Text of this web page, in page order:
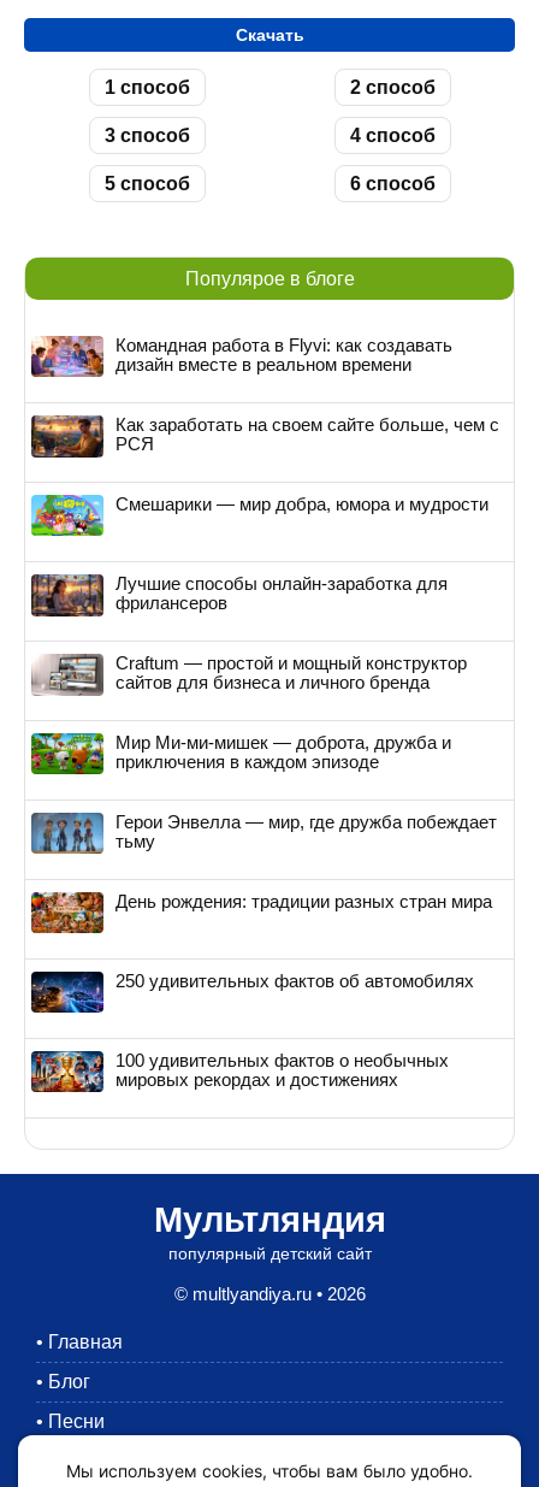
Скачать
1 способ 2 способ
3 способ 4 способ
5 способ 6 способ
Популярое в блоге
Командная работа в Flyvi: как создавать
дизайн вместе в реальном времени
Как заработать на своем сайте больше, чем с
РСЯ
Смешарики — мир добра, юмора и мудрости
Лучшие способы онлайн-заработка для
фрилансеров
Craftum — простой и мощный конструктор
сайтов для бизнеса и личного бренда
Мир Ми-ми-мишек — доброта, дружба и
приключения в каждом эпизоде
Герои Энвелла — мир, где дружба побеждает
тьму
День рождения: традиции разных стран мира
250 удивительных фактов об автомобилях
100 удивительных фактов о необычных
мировых рекордах и достижениях
Мультляндия
популярный детский сайт
© multlyandiya.ru • 2026
• Главная
• Блог
• Песни
Раскраски
Мы используем cookies, чтобы вам было удобно.